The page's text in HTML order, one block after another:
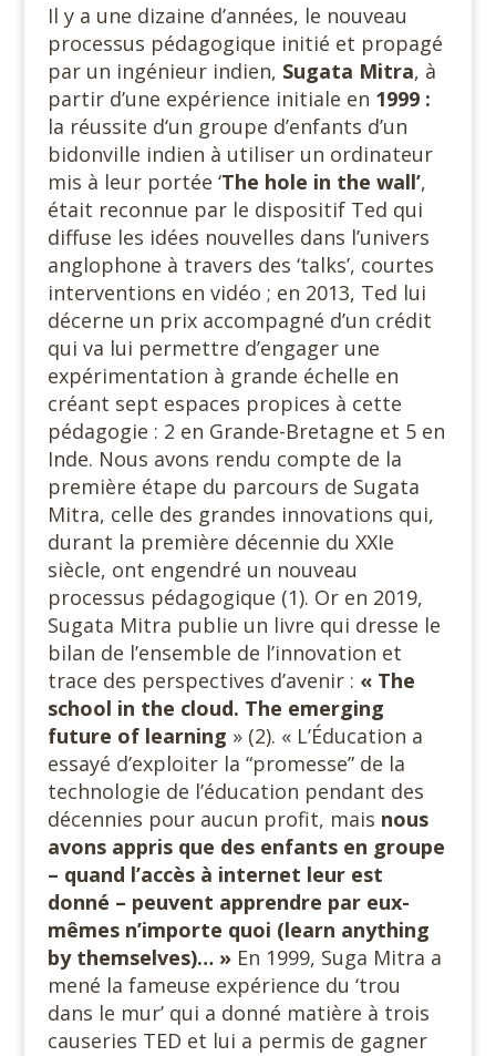
Il y a une dizaine d’années, le nouveau
processus pédagogique initié et propagé
par un ingénieur indien, Sugata Mitra, à
partir d’une expérience initiale en 1999 :
la réussite d‘un groupe d’enfants d’un
bidonville indien à utiliser un ordinateur
mis à leur portée ‘The hole in the wall’,
était reconnue par le dispositif Ted qui
diffuse les idées nouvelles dans l’univers
anglophone à travers des ‘talks’, courtes
interventions en vidéo ; en 2013, Ted lui
décerne un prix accompagné d’un crédit
qui va lui permettre d’engager une
expérimentation à grande échelle en
créant sept espaces propices à cette
pédagogie : 2 en Grande-Bretagne et 5 en
Inde. Nous avons rendu compte de la
première étape du parcours de Sugata
Mitra, celle des grandes innovations qui,
durant la première décennie du XXIe
siècle, ont engendré un nouveau
processus pédagogique (1). Or en 2019,
Sugata Mitra publie un livre qui dresse le
bilan de l’ensemble de l’innovation et
trace des perspectives d’avenir : « The
school in the cloud. The emerging
future of learning » (2). « L’Éducation a
essayé d’exploiter la “promesse” de la
technologie de l’éducation pendant des
décennies pour aucun profit, mais nous
avons appris que des enfants en groupe
– quand l’accès à internet leur est
donné – peuvent apprendre par eux-
mêmes n’importe quoi (learn anything
by themselves)… »En 1999, Suga Mitra a
mené la fameuse expérience du ‘trou
dans le mur’ qui a donné matière à trois
causeries TED et lui a permis de gagner